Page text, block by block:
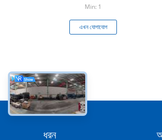
Min: 1
এখন যোগাযোগ
ধরন